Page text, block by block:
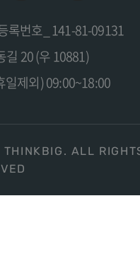
록번호_ 141-81-09131
길 20 (우 10881)
일제외) 09:00~18:00
ALL